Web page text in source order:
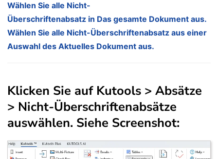
Wählen Sie alle Nicht-
Überschriftenabsatz in Das gesamte Dokument aus.
Wählen Sie alle Nicht-Überschriftenabsatz aus einer
Auswahl des Aktuelles Dokument aus.
Klicken Sie auf Kutools > Absätze
> Nicht-Überschriftenabsätze
auswählen. Siehe Screenshot: